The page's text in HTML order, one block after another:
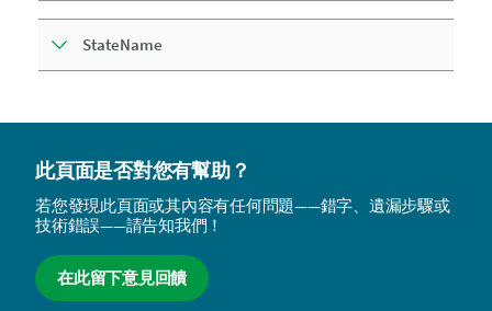
StateName
此頁面是否對您有幫助？
若您發現此頁面或其內容有任何問題——錯字、遺漏步驟或
技術錯誤——請告知我們！
在此留下意見回饋